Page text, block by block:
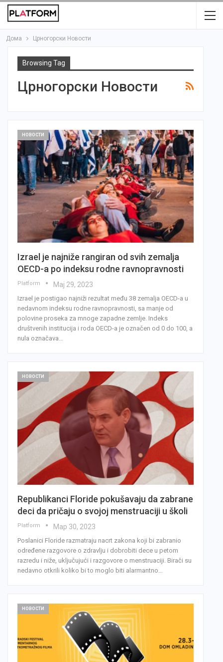
Дома Црногорски Новости
Browsing Tag
Црногорски Новости
НОВОСТИ
Izrael je najniže rangiran od svih zemalja
OECD-a po indeksu rodne ravnopravnosti
Platform Мај 29, 2023
Izrael je postigao najniži rezultat među 38 zemalja OECD-a u
nedavnom indeksu rodne ravnopravnosti, sa manje od
polovine proseka za mnoge zapadne zemlje. Indeks
društvenih institucija i roda OECD-a je označen od 0 do 100, a
nula označava…
НОВОСТИ
Republikanci Floride pokušavaju da zabrane
deci da pričaju o svojoj menstruaciji u školi
Platform Мар 30, 2023
Poslanici Floride razmatraju nacrt zakona koji bi zabranio
određene razgovore o zdravlju i dobrobiti dece u petom
razredu i niže, uključujući i razgovore o menstruaciji. Birači su
nedavno otkrili koliko bi to moglo biti alarmantno…
НОВОСТИ